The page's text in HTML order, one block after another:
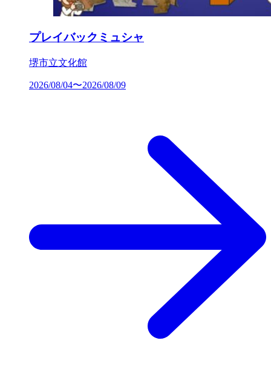
プレイバックミュシャ
堺市立文化館
2026/08/04〜2026/08/09